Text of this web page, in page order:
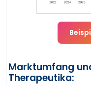
Marktumfang
Therapeutika: